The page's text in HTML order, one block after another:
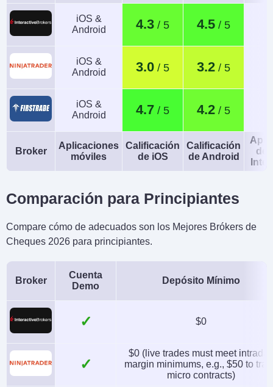
iOS &
Android
4.3 4.5
iOS &
Android
3.0 3.2
iOS &
Android
4.7 4.2
Broker
Aplicaciones
móviles
Calificación
de iOS
Calificación
de Android
de
Comparación para Principiantes
Compare cómo de adecuados son los Mejores Brókers de
Cheques 2026 para principiantes.
Broker
Cuenta
Demo
Depósito Mínimo
✓ $0
✓
$0 (live trades must meet intraday
margin minimums, e.g., $50 to
micro contracts)